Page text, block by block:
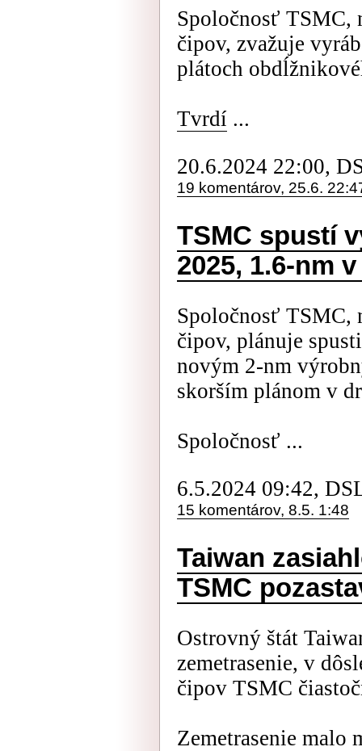
Spoločnosť TSMC,
čipov, zvažuje
plátoch
Tvrdí ...
20.6.2024 22:00,
19 komentárov, 25.6.
TSMC spustí
2025, 1.6-nm v
Spoločnosť TSMC,
čipov, plánuje
novým 2-nm
skorším plánom v
Spoločnosť ...
6.5.2024 09:42,
15 komentárov, 8.5. 1:48
Taiwan
TSMC
Ostrovný štát
zemetrasenie, v
čipov TSMC
Zemetrasenie malo